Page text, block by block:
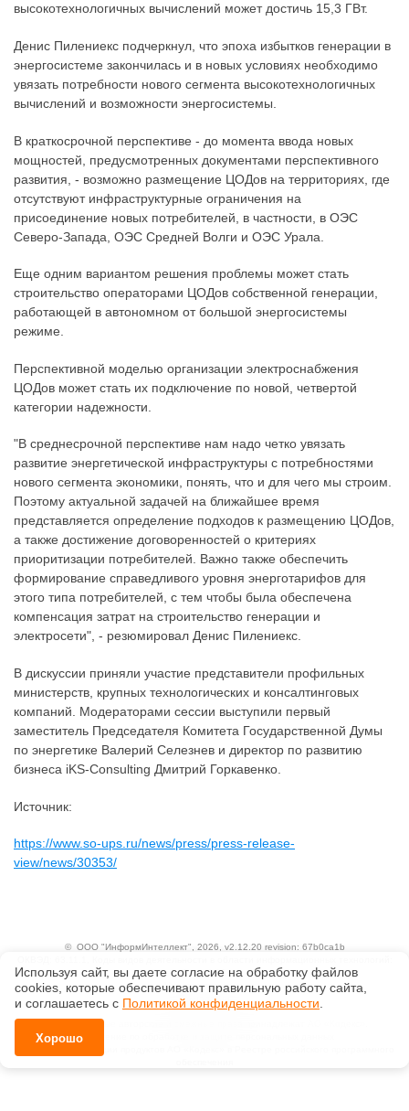
высокотехнологичных вычислений может достичь 15,3 ГВт.
Денис Пилениекс подчеркнул, что эпоха избытков генерации в
энергосистеме закончилась и в новых условиях необходимо
увязать потребности нового сегмента высокотехнологичных
вычислений и возможности энергосистемы.
В краткосрочной перспективе - до момента ввода новых
мощностей, предусмотренных документами перспективного
развития, - возможно размещение ЦОДов на территориях, где
отсутствуют инфраструктурные ограничения на
присоединение новых потребителей, в частности, в ОЭС
Северо-Запада, ОЭС Средней Волги и ОЭС Урала.
Еще одним вариантом решения проблемы может стать
строительство операторами ЦОДов собственной генерации,
работающей в автономном от большой энергосистемы
режиме.
Перспективной моделью организации электроснабжения
ЦОДов может стать их подключение по новой, четвертой
категории надежности.
"В среднесрочной перспективе нам надо четко увязать
развитие энергетической инфраструктуры с потребностями
нового сегмента экономики, понять, что и для чего мы строим.
Поэтому актуальной задачей на ближайшее время
представляется определение подходов к размещению ЦОДов,
а также достижение договоренностей о критериях
приоритизации потребителей. Важно также обеспечить
формирование справедливого уровня энерготарифов для
этого типа потребителей, с тем чтобы была обеспечена
компенсация затрат на строительство генерации и
электросети", - резюмировал Денис Пилениекс.
В дискуссии приняли участие представители профильных
министерств, крупных технологических и консалтинговых
компаний. Модераторами сессии выступили первый
заместитель Председателя Комитета Государственной Думы
по энергетике Валерий Селезнев и директор по развитию
бизнеса iKS-Consulting Дмитрий Горкавенко.
Источник:
https://www.so-ups.ru/news/press/press-release-
view/news/30353/
© ООО "ИнформИнтеллект" , 2026, v2.12.20 revision: 67b0ca1b
1.01, 3.01
Ценовая политика
Технологии
Исключительные авторские и смежные права принадлежат АО «Кодекс».
Положение по обработке и защите персональных данных
Используя сайт, вы даете согласие на обработку файлов
сооkiеs, которые обеспечивают правильную работу сайта,
и соглашаетесь с Политикой конфиденциальности.
Хорошо